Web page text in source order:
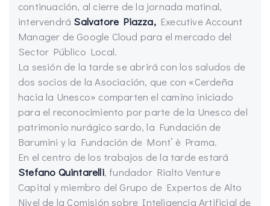
continuación, al cierre de la jornada matinal,
intervendrá Salvatore Piazza,Executive Account
Manager de Google Cloud para el mercado del
Sector Público Local.
La sesión de la tarde se abrirá con los saludos de
dos socios de la Asociación, que con «Cerdeña
hacia la Unesco» comparten el camino iniciado
para el reconocimiento por parte de la Unesco del
patrimonio nurágico sardo, la Fundación de
Barumini y la Fundación de Mont’ è Prama.
En el centro de los trabajos de la tarde estará
Stefano Quintarelli, fundador Rialto Venture
Capital y miembro del Grupo de Expertos de Alto
Nivel de la Comisión sobre Inteligencia Artificial de